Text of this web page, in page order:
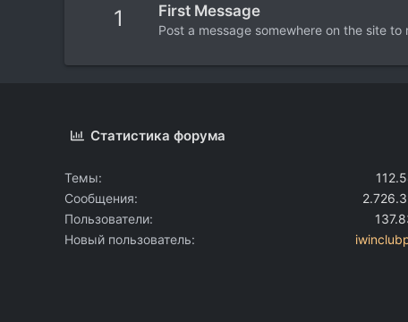
1 First Message
Post a message somewhere on the site to
Статистика форума
Темы
Сообщения
Пользователи
Новый пользователь